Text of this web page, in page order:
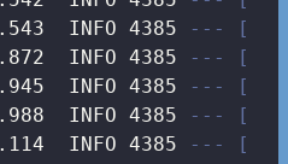
INFO 4385 --- [
INFO 4385 --- [
INFO 4385 --- [
INFO 4385 --- [
INFO 4385 --- [